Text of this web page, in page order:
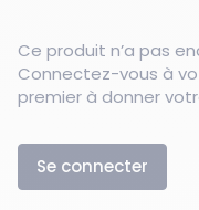
Ce produit n’a pas
Connectez-vous à
premier à donner
Se connecter